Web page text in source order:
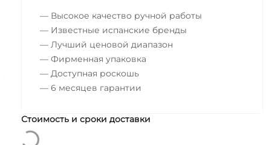
— Высокое качество ручной работы
— Известные испанские бренды
— Лучший ценовой диапазон
— Фирменная упаковка
— Доступная роскошь
— 6 месяцев гарантии
Стоимость и сроки доставки